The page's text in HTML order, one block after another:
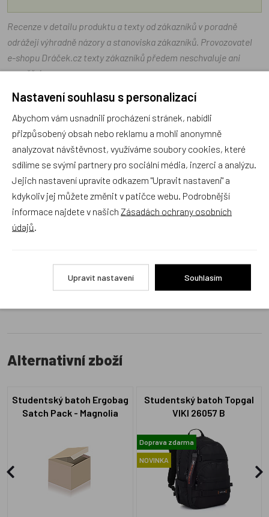
Recenze v detailu produktu a texty od zákazníků v poradně
odrážejí výhradně názory a stanoviska zákazníků. Provozovatel
e-shopu Dráček.cz texty zákazníků předem neschvaluje ani
neověřuje.
Zatím zde nejsou žádné dotazy. Buďte první, kdo se zeptá!
Recenze
Produkt zatím nemá žádné hodnocení,
Alternativní zboží
Studentský batoh Ergobag
Satch Pack - Magnolia
Studentský batoh Topgal
VIKI 26057 B
Doprava zdarma
NOVINKA
Nastavení souhlasu s personalizací
Abychom vám usnadnili procházení stránek, nabídli
přizpůsobený obsah nebo reklamu a mohli anonymně
analyzovat návštěvnost, využíváme soubory cookies, které
sdílíme se svými partnery pro sociální média, inzerci a analýzu.
Jejich nastavení upravíte odkazem "Upravit nastavení" a
kdykoliv jej můžete změnit v patičce webu. Podrobnější
informace najdete v našich Zásadách ochrany osobních
údajů
Upravit nastavení Souhlasím